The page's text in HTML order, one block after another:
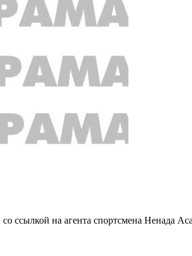
со ссылкой на агента спортсмена Ненада